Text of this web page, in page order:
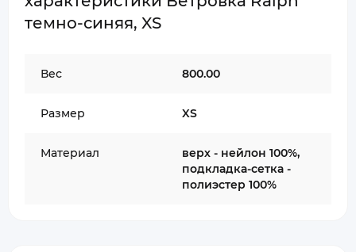
темно-синяя, XS
Вес 800.00
Размер XS
Материал
верх - нейлон 100%,
подкладка-сетка -
полиэстер 100%